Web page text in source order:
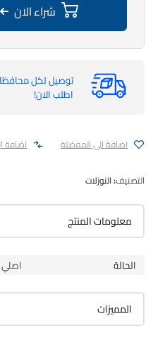
شراء الان
توصيل لكل
اطلب الان!
اضافة الى المفضلة اضافة
التصنيف:النوزلات
معلومات المنتج
الحالة
المميزات